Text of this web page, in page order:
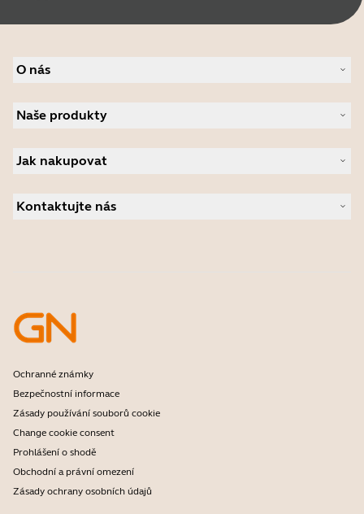
O nás
Kariéra
Novinky a tiskové zprávy
Přečtěte si náš blog
Případové studie
Naše produkty
Hlasové komunikátory
Osobní kamery
Software
Jak nakupovat
Autorizovaní distributoři
Kontaktujte nás
Program pro vývojáře
Partnerský program
Firemní politika ukončení životnosti
Ochranné známky
Bezpečnostní informace
Zásady používání souborů cookie
Change cookie consent
Prohlášení o shodě
Obchodní a právní omezení
Zásady ochrany osobních údajů